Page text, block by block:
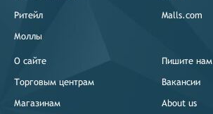
Ритейл
Моллы
Malls.com
О сайте
Торговым центрам
Магазинам
Пишите нам
Вакансии
About us